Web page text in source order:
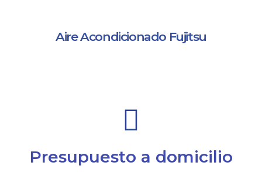
Aire Acondicionado Fujitsu
Presupuesto a domicilio